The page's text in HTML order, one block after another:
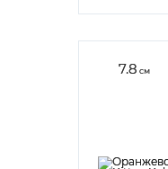
7.8 см